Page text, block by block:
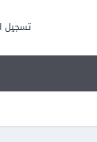
تسجيل